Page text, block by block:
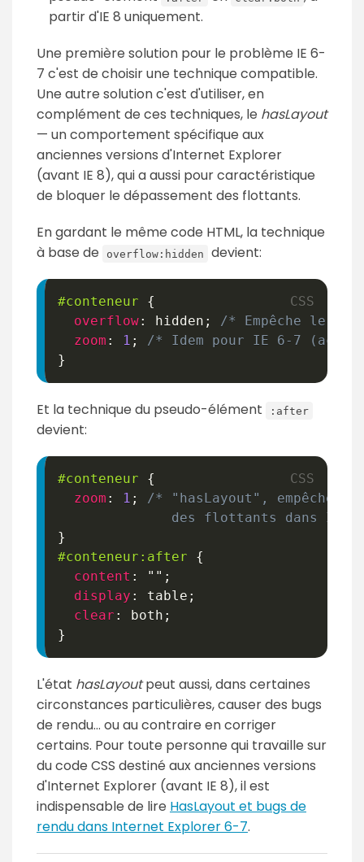
partir d'IE 8 uniquement.
Une première solution pour le problème IE 6-
7 c'est de choisir une technique compatible.
Une autre solution c'est d'utiliser, en
complément de ces techniques, le hasLayout
— un comportement spécifique aux
anciennes versions d'Internet Explorer
(avant IE 8), qui a aussi pour caractéristique
de bloquer le dépassement des flottants.
En gardant le même code HTML, la technique
à base de
overflow:hidden devient:
#conteneur
{
overflow: hidden ;
/* Empêche le
zoom : 1 ;
/* Idem pour IE 6-7
}
Et la technique du pseudo-élément :after
devient:
#conteneur
{
zoom : 1 ;
/* "hasLayout", empêche le
des flottants dans IE
}
#conteneur :after
{
content : "" ;
display : table ;
clear : both ;
}
L'état hasLayoutpeut aussi, dans certaines
circonstances particulières, causer des bugs
de rendu… ou au contraire en corriger
certains. Pour toute personne qui travaille sur
du code CSS destiné aux anciennes versions
d'Internet Explorer (avant IE 8), il est
indispensable de lire HasLayout et bugs de
rendu dans Internet Explorer 6-7.